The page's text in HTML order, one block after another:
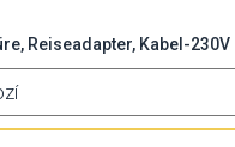
Reiseadapter, Kabel-230V